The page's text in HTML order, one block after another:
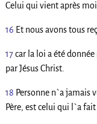
Celui qui vient après
16 Et nous avons tous
17car la loi a été
par Jésus Christ.
18 Personne n`a jamais
Père, est celui qui l`a